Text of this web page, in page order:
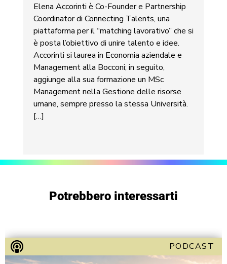
Elena Accorinti è Co-Founder e Partnership
Coordinator di Connecting Talents, una
piattaforma per il “matching lavorativo” che si
è posta l’obiettivo di unire talento e idee.
Accorinti si laurea in Economia aziendale e
Management alla Bocconi; in seguito,
aggiunge alla sua formazione un MSc
Management nella Gestione delle risorse
umane, sempre presso la stessa Università.
[…]
Potrebbero interessarti
PODCAST